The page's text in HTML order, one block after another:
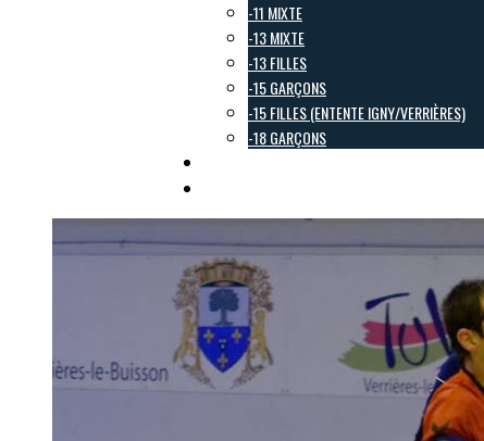
-11 MIXTE
-13 MIXTE
-13 FILLES
-15 GARÇONS
-15 FILLES (ENTENTE IGNY/VERRIÈRES)
-18 GARÇONS